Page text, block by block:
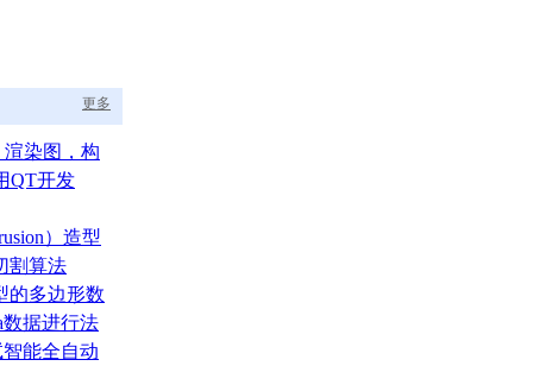
更多
渲染图，构
调度中枢
QT开发
）造型
割算法
的多边形数
据进行法
能全自动